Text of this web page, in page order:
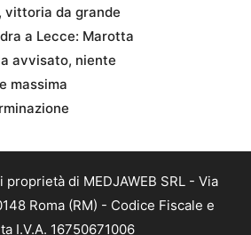
vittoria da grande
a Lecce: Marotta
avvisato, niente
massima
di MEDJAWEB SRL - Via
Roma (RM) - Codice Fiscale e
I.V.A. 16750671006